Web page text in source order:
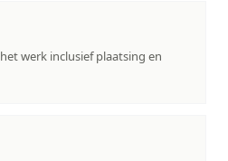
werk inclusief plaatsing en